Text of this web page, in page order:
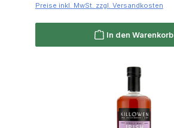
Preise inkl. MwSt. zzgl. Versandkosten
In den Warenkorb